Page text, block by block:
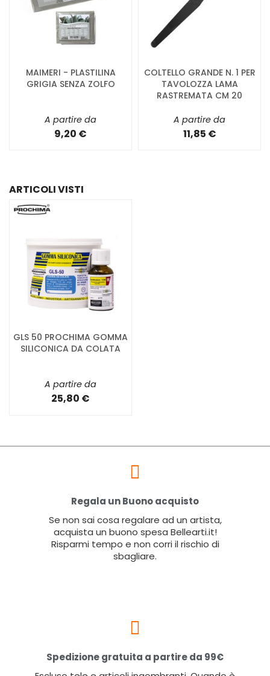
MAIMERI - PLASTILINA
GRIGIA SENZA ZOLFO
A partire da
9,20 €
COLTELLO GRANDE N. 1 PER
TAVOLOZZA LAMA
RASTREMATA CM 20
A partire da
11,85 €
ARTICOLI VISTI
GLS 50 PROCHIMA GOMMA
SILICONICA DA COLATA
A partire da
25,80 €
Regala un Buono acquisto
Se non sai cosa regalare ad un artista,
acquista un buono spesa Bellearti.it!
Risparmi tempo e non corri il rischio di
sbagliare.
Spedizione gratuita a partire da 99€